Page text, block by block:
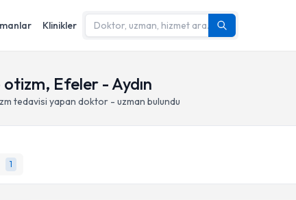
Klinikler
Efeler - Aydın
tedavisi yapan doktor - uzman bulundu
1